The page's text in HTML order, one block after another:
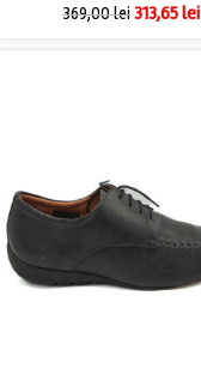
369,00lei313,65lei